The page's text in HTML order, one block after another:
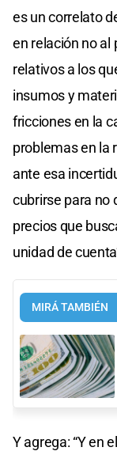
es un correlato
en relación no al
relativos a los
insumos y
fricciones en la
problemas en la
ante esa
cubrirse para no
precios que
unidad de
MIRÁ TAMBIÉN
Y agrega: “Y en